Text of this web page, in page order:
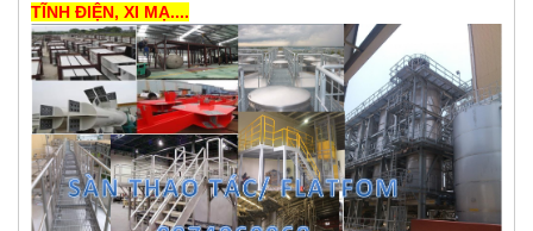
TĨNH ĐIỆN, XI MẠ....